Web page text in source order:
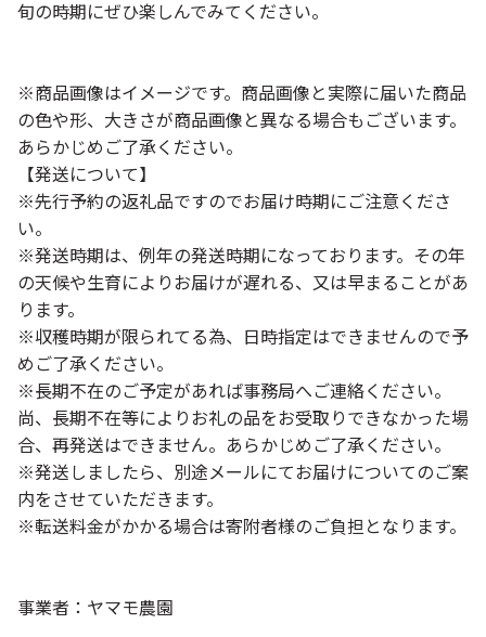
旬の時期にぜひ楽しんでみてください。
※商品画像はイメージです。商品画像と実際に届いた商品
の色や形、大きさが商品画像と異なる場合もございます。
あらかじめご了承ください。
【発送について】
※先行予約の返礼品ですのでお届け時期にご注意くださ
い。
※発送時期は、例年の発送時期になっております。その年
の天候や生育によりお届けが遅れる、又は早まることがあ
ります。
※収穫時期が限られてる為、日時指定はできませんので予
めご了承ください。
※長期不在のご予定があれば事務局へご連絡ください。
尚、長期不在等によりお礼の品をお受取りできなかった場
合、再発送はできません。あらかじめご了承ください。
※発送しましたら、別途メールにてお届けについてのご案
内をさせていただきます。
※転送料金がかかる場合は寄附者様のご負担となります。
事業者：ヤマモ農園